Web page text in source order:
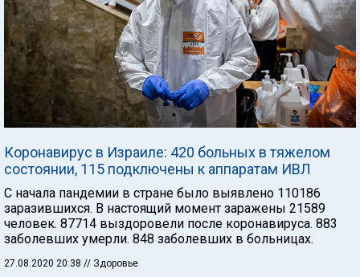
Коронавирус в Израиле: 420 больных в тяжелом
состоянии, 115 подключены к аппаратам ИВЛ
С начала пандемии в стране было выявлено 110186
заразившихся. В настоящий момент заражены 21589
человек. 87714 выздоровели после коронавируса. 883
заболевших умерли. 848 заболевших в больницах.
27.08.2020 20:38 // Здоровье